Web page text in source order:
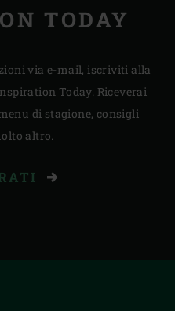
TODAY
via e-mail, iscriviti alla
Today. Riceverai
di stagione, consigli
altro.